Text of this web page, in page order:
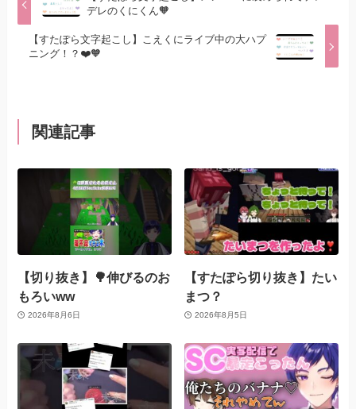
デレのくにくん🧡
【すたぽら文字起こし】こえくにライブ中の大ハプ
ニング！？❤️🧡
関連記事
【切り抜き】🌳伸びるのお
もろいww
2026年8月6日
【すたぽら切り抜き】たい
まつ？
2026年8月5日